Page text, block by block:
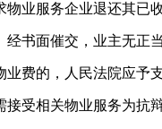
服务企业退还其已收
面催交，业主无正当
业费的，人民法院应予
接受相关物业服务为抗